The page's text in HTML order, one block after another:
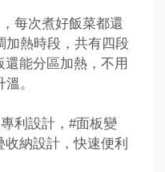
每次煮好飯菜都還
加熱時段，共有四段
能分區加熱，不用
。
利設計，#面板變
納設計，快速便利